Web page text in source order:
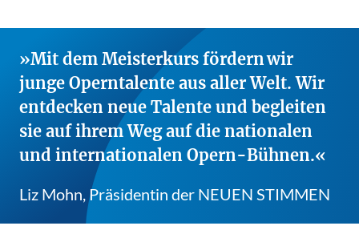
Mit dem Meisterkurs fördern wir
junge Operntalente aus aller Welt. Wir
entdecken neue Talente und begleiten
sie auf ihrem Weg auf die nationalen
und internationalen Opern-Bühnen.
Liz Mohn, Präsidentin der NEUEN STIMMEN